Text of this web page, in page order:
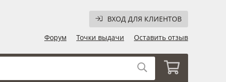
ВХОД ДЛЯ КЛИЕНТОВ
Форум
Точки выдачи Оставить отзыв